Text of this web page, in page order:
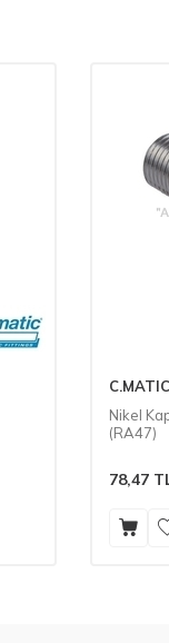
C.MATIC
Nikel
(RA47)
78,47